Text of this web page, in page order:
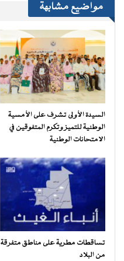
مواضيع مشابهة
السيدة الأولى تشرف على الأمسية
الوطنية للتميز وتكرم المتفوقين في
الامتحانات الوطنية
تساقطات مطرية على مناطق متفرقة
من البلاد